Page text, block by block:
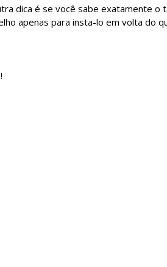
dica é se você sabe exatamente o
apenas para insta-lo em volta do